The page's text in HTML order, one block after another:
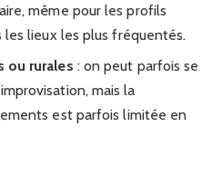
même pour les profils
lieux les plus fréquentés.
ou rurales : on peut parfois se
mais la
est parfois limitée en